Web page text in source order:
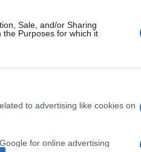
Sale, and/or Sharing
Purposes for which it
to advertising like cookies on
for online advertising